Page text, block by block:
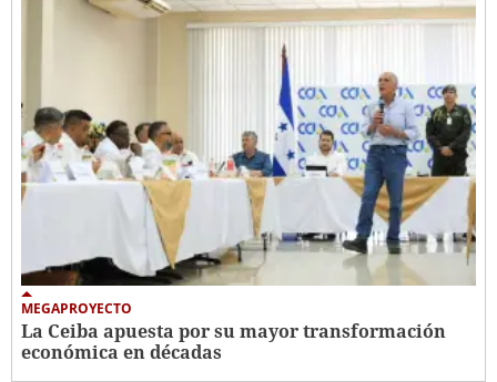
MEGAPROYECTO
La Ceiba apuesta por su mayor transformación
económica en décadas